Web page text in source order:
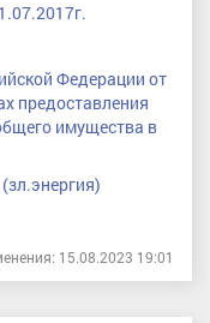
Федерации от
предоставления
имущества в
15.08.2023 19:01